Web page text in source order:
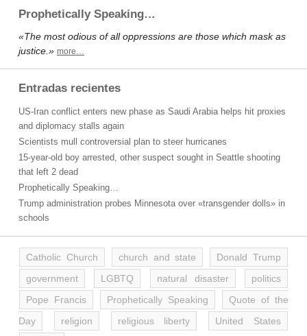
Prophetically Speaking…
«The most odious of all oppressions are those which mask as
justice.» more…
Entradas recientes
US-Iran conflict enters new phase as Saudi Arabia helps hit proxies
and diplomacy stalls again
Scientists mull controversial plan to steer hurricanes
15-year-old boy arrested, other suspect sought in Seattle shooting
that left 2 dead
Prophetically Speaking…
Trump administration probes Minnesota over «transgender dolls» in
schools
Catholic Church church and state
Donald Trump
government
LGBTQ natural disaster
politics
Pope Francis
Prophetically Speaking
Quote of the
Day
religion religious liberty
United States